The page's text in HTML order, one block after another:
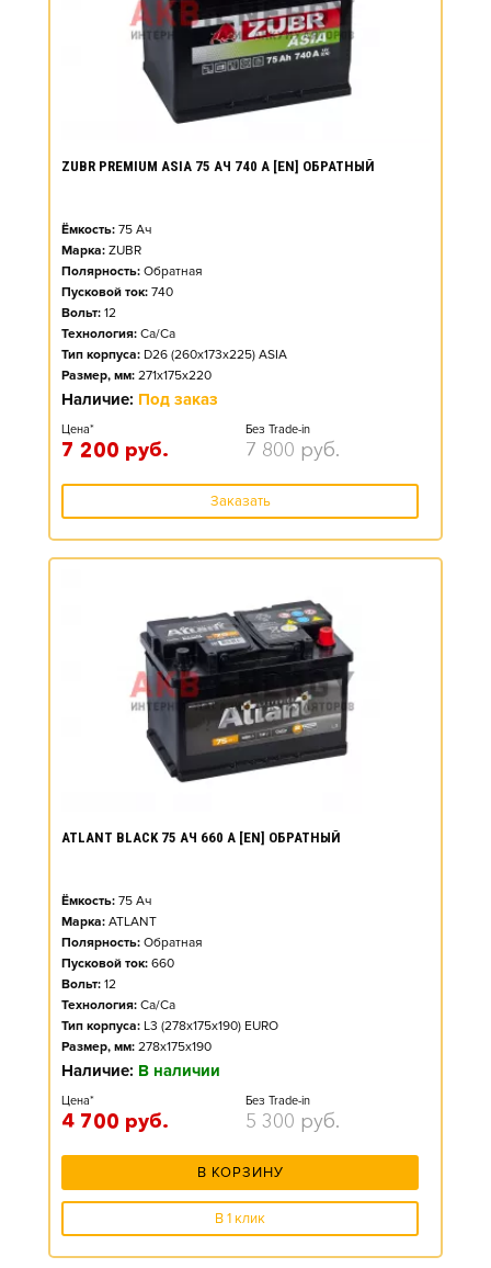
ZUBR PREMIUM ASIA 75 АЧ 740 А [EN] ОБРАТНЫЙ
Ёмкость: 75 Ач
Марка: ZUBR
Полярность: Обратная
Пусковой ток: 740
Вольт: 12
Технология: Ca/Ca
Тип корпуса: D26 (260x173x225) ASIA
Размер, мм: 271x175x220
Наличие: Под заказ
Цена*
7 200 руб.
Без Trade-in
7 800 руб.
Заказать
ATLANT BLACK 75 АЧ 660 А [EN] ОБРАТНЫЙ
Ёмкость: 75 Ач
Марка: ATLANT
Полярность: Обратная
Пусковой ток: 660
Вольт: 12
Технология: Ca/Ca
Тип корпуса: L3 (278x175x190) EURO
Размер, мм: 278x175x190
Наличие: В наличии
Цена*
4 700 руб.
Без Trade-in
5 300 руб.
В КОРЗИНУ
В 1 клик